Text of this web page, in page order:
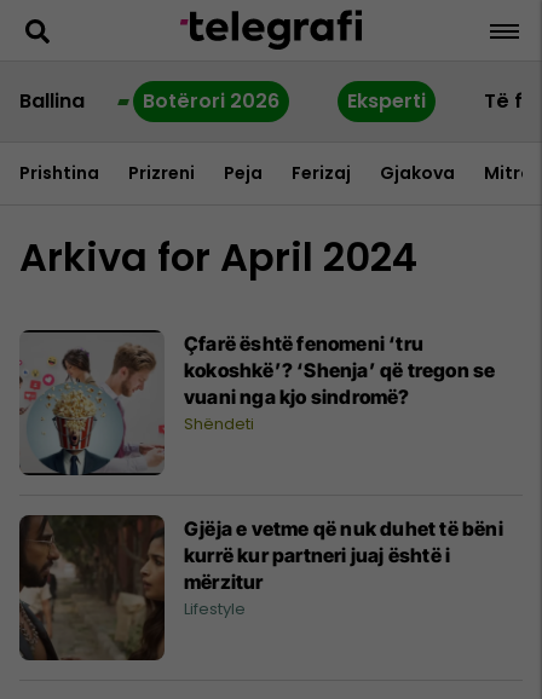
Ballina Botërori 2026 Eksperti Të
Prishtina Prizreni Peja Ferizaj Gjakova
Arkiva for April 2024
Çfarë është fenomeni ‘tru
kokoshkë’? ‘Shenja’ që tregon se
vuani nga kjo sindromë?
Shëndeti
Gjëja e vetme që nuk duhet të bëni
kurrë kur partneri juaj është i
mërzitur
Lifestyle